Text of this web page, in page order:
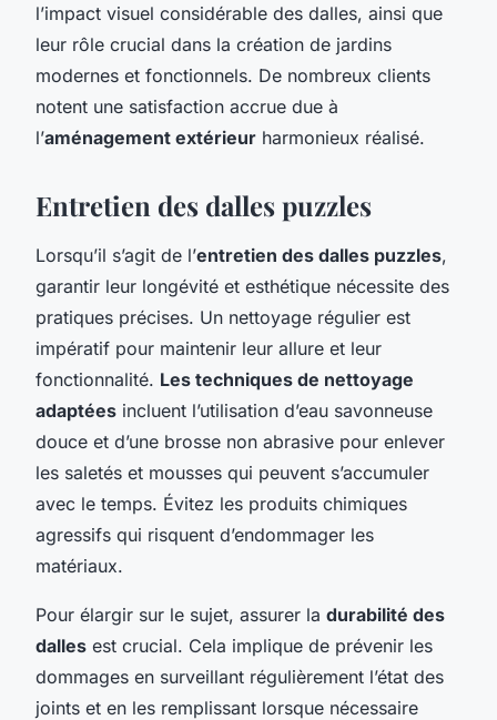
l’impact visuel considérable des dalles, ainsi que
leur rôle crucial dans la création de jardins
modernes et fonctionnels. De nombreux clients
notent une satisfaction accrue due à
l’aménagement extérieur harmonieux réalisé.
Entretien des dalles puzzles
Lorsqu’il s’agit de l’entretien des dalles puzzles,
garantir leur longévité et esthétique nécessite des
pratiques précises. Un nettoyage régulier est
impératif pour maintenir leur allure et leur
fonctionnalité. Les techniques de nettoyage
adaptées incluent l’utilisation d’eau savonneuse
douce et d’une brosse non abrasive pour enlever
les saletés et mousses qui peuvent s’accumuler
avec le temps. Évitez les produits chimiques
agressifs qui risquent d’endommager les
matériaux.
Pour élargir sur le sujet, assurer la durabilité des
dalles est crucial. Cela implique de prévenir les
dommages en surveillant régulièrement l’état des
joints et en les remplissant lorsque nécessaire